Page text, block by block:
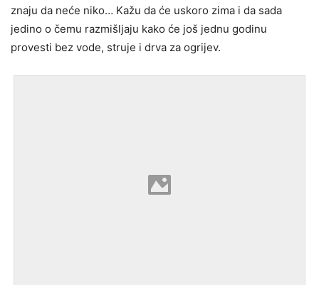
znaju da neće niko… Kažu da će uskoro zima i da sada
jedino o čemu razmišljaju kako će još jednu godinu
provesti bez vode, struje i drva za ogrijev.